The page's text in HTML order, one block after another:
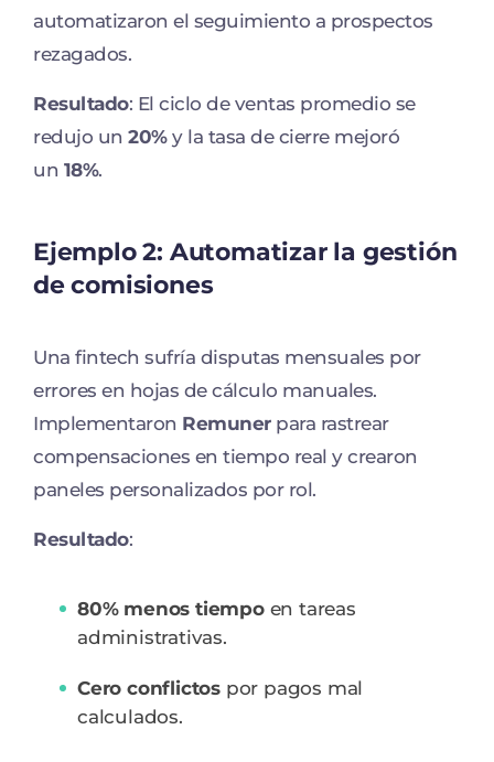
automatizaron el seguimiento a prospectos
rezagados.
Resultado: El ciclo de ventas promedio se
redujo un 20%y la tasa de cierre mejoró
un 18%.
Ejemplo 2: Automatizar la gestión
de comisiones
Una fintech sufría disputas mensuales por
errores en hojas de cálculo manuales.
Implementaron Remunerpara rastrear
compensaciones en tiempo real y crearon
paneles personalizados por rol.
Resultado:
80% menos tiempoen tareas
administrativas.
Cero conflictos por pagos mal
calculados.